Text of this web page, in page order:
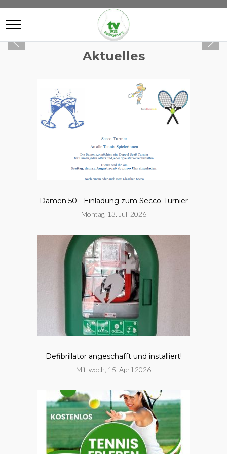
Mobile Menu Toggle
Aktuelles
Damen 50 - Einladung zum Secco-Turnier
Montag, 13. Juli 2026
Defibrillator angeschafft und installiert!
Mittwoch, 15. April 2026